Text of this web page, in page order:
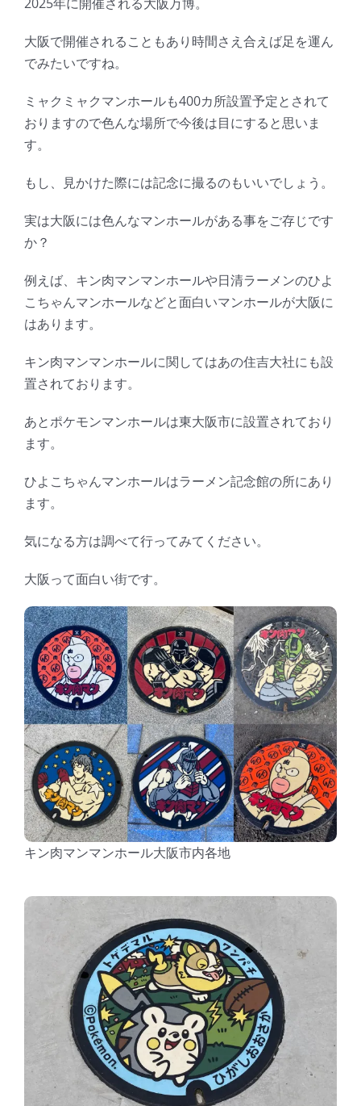
大阪で開催されることもあり時間さえ合えば足を運ん
でみたいですね。
ミャクミャクマンホールも400カ所設置予定とされて
おりますので色んな場所で今後は目にすると思いま
す。
もし、見かけた際には記念に撮るのもいいでしょう。
実は大阪には色んなマンホールがある事をご存じです
か？
例えば、キン肉マンマンホールや日清ラーメンのひよ
こちゃんマンホールなどと面白いマンホールが大阪に
はあります。
キン肉マンマンホールに関してはあの住吉大社にも設
置されております。
あとポケモンマンホールは東大阪市に設置されており
ます。
ひよこちゃんマンホールはラーメン記念館の所にあり
ます。
気になる方は調べて行ってみてください。
大阪って面白い街です。
キン肉マンマンホール大阪市内各地